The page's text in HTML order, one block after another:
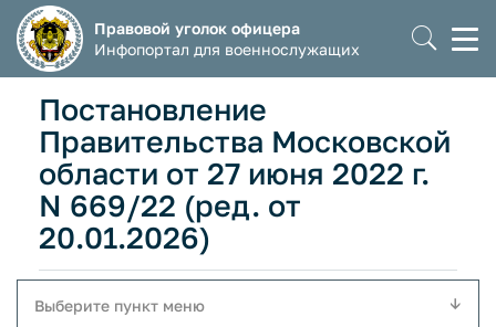
Правовой уголок офицера
Инфопортал для военнослужащих
Постановление
Правительства Московской
области от 27 июня 2022 г.
N 669/22 (ред. от
20.01.2026)
Выберите пункт меню